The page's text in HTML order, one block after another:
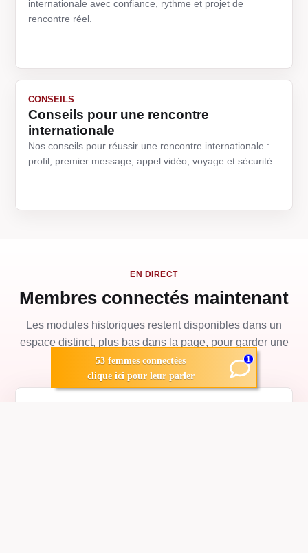
internationale avec confiance, rythme et projet de
rencontre réel.
CONSEILS
Conseils pour une rencontre
internationale
Nos conseils pour réussir une rencontre internationale :
profil, premier message, appel vidéo, voyage et sécurité.
EN DIRECT
Membres connectés maintenant
Les modules historiques restent disponibles dans un
espace distinct, plus bas dans la page, pour garder une
lecture claire.
53 femmes connectées
clique ici pour leur parler
1